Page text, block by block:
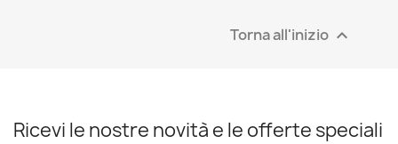
Torna all'inizio 
Ricevi le nostre novità e le offerte speciali